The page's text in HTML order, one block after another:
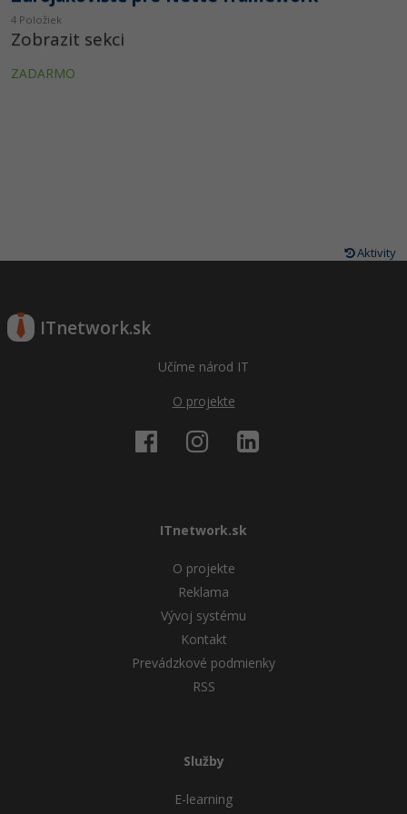
4 Položiek
Zobrazit sekci
ZADARMO
Aktivity
ITnetwork.sk
Učíme národ IT
O projekte
ITnetwork.sk
O projekte
Reklama
Vývoj systému
Kontakt
Prevádzkové podmienky
RSS
Služby
E-learning